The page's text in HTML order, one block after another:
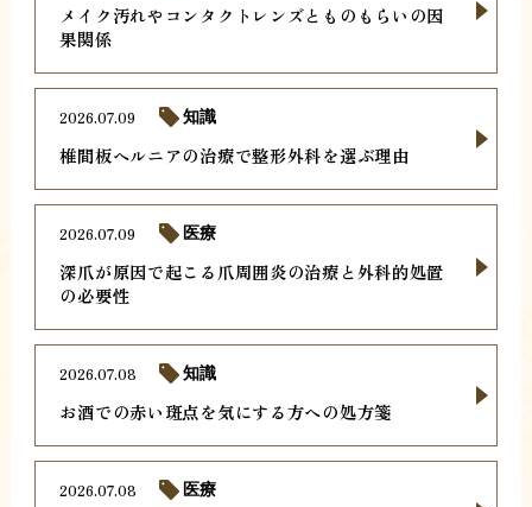
メイク汚れやコンタクトレンズとものもらいの因
果関係
椎間板ヘルニアの治療で整形外科を選ぶ理由
2026.07.09 知識
深爪が原因で起こる爪周囲炎の治療と外科的処置
の必要性
2026.07.09 医療
お酒での赤い斑点を気にする方への処方箋
2026.07.08 知識
2026.07.08 医療